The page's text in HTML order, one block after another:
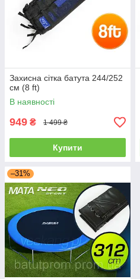
Захисна сітка батута 244/252
см (8 ft)
В наявності
949 ₴ 1 499 ₴
Купити
–31%